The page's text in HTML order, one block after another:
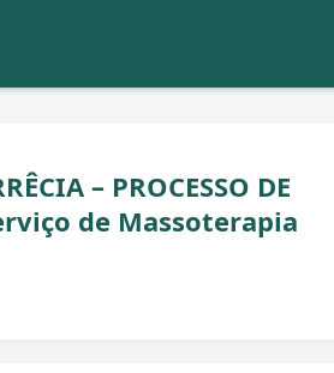
– PROCESSO DE
de Massoterapia